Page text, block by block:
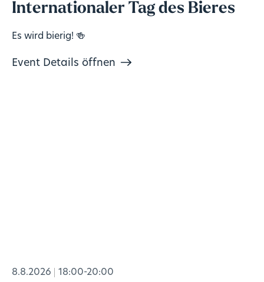
Internationaler Tag des Bieres
Es wird bierig! 🍻
Event Details öffnen
8.8.2026 18:00-20:00